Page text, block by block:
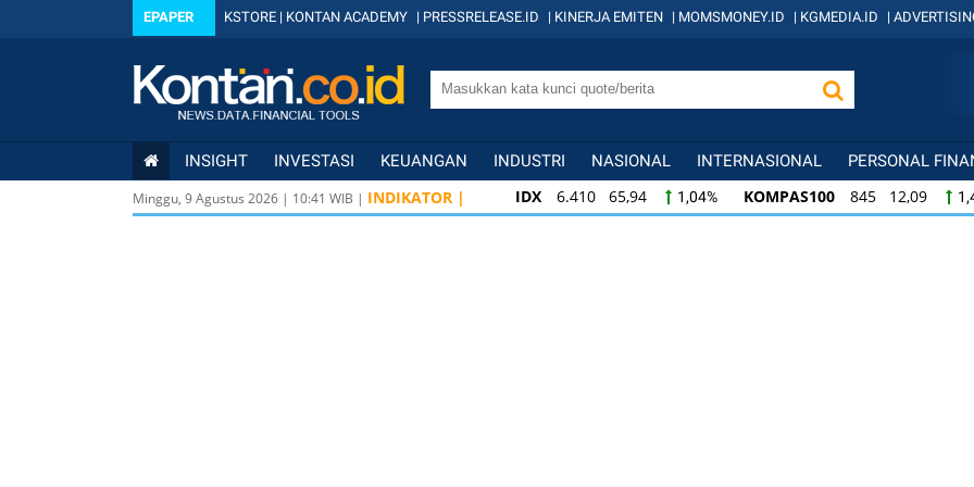
EPAPER KSTORE | KONTAN ACADEMY | PRESSRELEASE.ID | KINERJA EMITEN | MOMSMONEY.ID | KGMEDIA.ID |
INSIGHT INVESTASI KEUANGAN INDUSTRI NASIONAL INTERNASIONAL PERSONAL
Minggu, 9 Agustus 2026 | 10:41 WIB | INDIKATOR | IDX 6.410 65,94 1,04% KOMPAS100 845 12,09
KOMPAS100
845 12,09 1,45% LQ45 640 9,44